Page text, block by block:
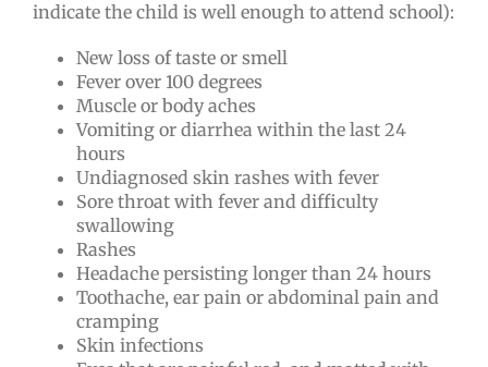
indicate the child is well enough to attend school):
New loss of taste or smell
Fever over 100 degrees
Muscle or body aches
Vomiting or diarrhea within the last 24
hours
Undiagnosed skin rashes with fever
Sore throat with fever and difficulty
swallowing
Rashes
Headache persisting longer than 24 hours
Toothache, ear pain or abdominal pain and
cramping
Skin infections